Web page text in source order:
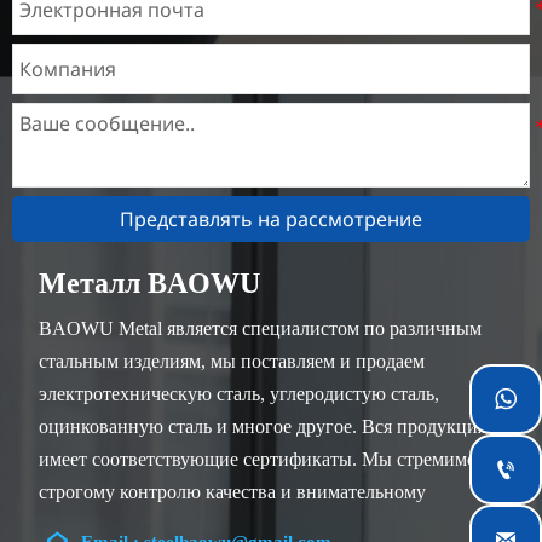
общих сварных деталей, не
требующих термической
обработки.
Представлять на рассмотрение
Металл BAOWU
BAOWU Metal является специалистом по различным
стальным изделиям, мы поставляем и продаем
электротехническую сталь, углеродистую сталь,
оцинкованную сталь и многое другое. Вся продукция
имеет соответствующие сертификаты. Мы стремимся к
строгому контролю качества и внимательному
обслуживанию клиентов, наши опытные сотрудники

